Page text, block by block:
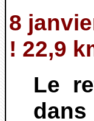
8
! 22,9
Le